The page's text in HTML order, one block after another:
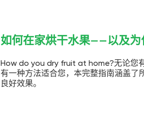
如何在家烘干水果——以及为
How do you dry fruit at home?无论您
有一种方法适合您，本完整指南涵盖了
良好效果。